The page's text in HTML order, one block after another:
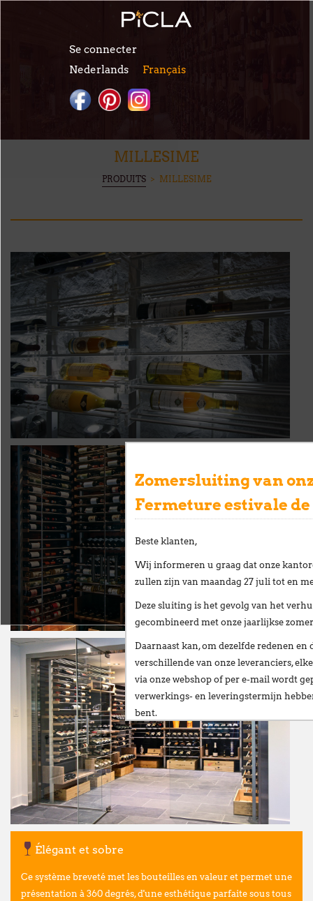
Se connecter
Nederlands
Français
MILLESIME
VOUS ÊTES ICI
PRODUITS> MILLESIME
Élégant et sobre
Ce système breveté met les bouteilles en valeur et permet une
présentation à 360 degrés, d'une esthétique parfaite sous tous
Zomersluiting van
Fermeture estivale
Beste klanten,
Wij informeren u graag dat onze
zullen zijn vanmaandag 27 juli tot en
Deze sluiting is het gevolg van het
gecombineerd met onzejaarlijkse
Daarnaast kan, om dezelfde redenen
verschillende van onze leveranciers,
via onze webshop of per e-mailwordt
verwerkings- en leveringstermijn
bent.
Wij stellen alles in het werk om deze
te beperken en danken u oprecht voor
Vanafmaandag 24 augustus
nieuwe vestiging op het volgende adres:
Broekweg 12W
François Dubaere en Géraldine Dubaere